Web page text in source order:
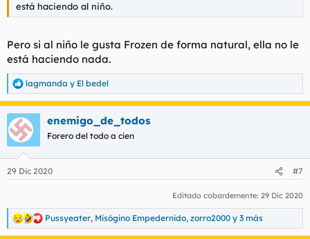
está haciendo al niño.
Pero si al niño le gusta Frozen de forma natural, ella no le
está haciendo nada.
R
e
a
c
c
i
e
lagmanda y El bedel
enemigo_de_todos
Forero del todo a cien
29 Dic 2020 #7
Editado cobardemente: 29 Dic 2020
R
e
Pussyeater, Misógino Empedernido, zorro2000 y 3 más